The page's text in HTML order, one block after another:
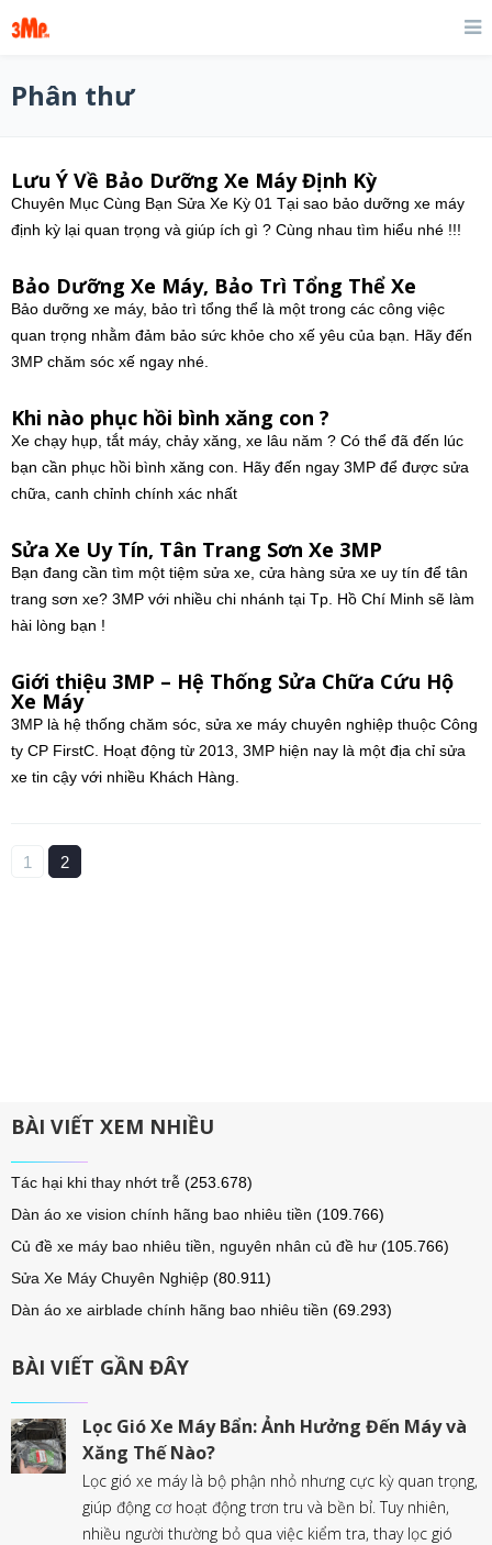
Phân thư
Lưu Ý Về Bảo Dưỡng Xe Máy Định Kỳ
Chuyên Mục Cùng Bạn Sửa Xe Kỳ 01 Tại sao bảo dưỡng xe máy
định kỳ lại quan trọng và giúp ích gì ? Cùng nhau tìm hiểu nhé !!!
Bảo Dưỡng Xe Máy, Bảo Trì Tổng Thể Xe
Bảo dưỡng xe máy, bảo trì tổng thể là một trong các công việc
quan trọng nhằm đảm bảo sức khỏe cho xế yêu của bạn. Hãy đến
3MP chăm sóc xế ngay nhé.
Khi nào phục hồi bình xăng con ?
Xe chạy hụp, tắt máy, chảy xăng, xe lâu năm ? Có thể đã đến lúc
bạn cần phục hồi bình xăng con. Hãy đến ngay 3MP để được sửa
chữa, canh chỉnh chính xác nhất
Sửa Xe Uy Tín, Tân Trang Sơn Xe 3MP
Bạn đang cần tìm một tiệm sửa xe, cửa hàng sửa xe uy tín để tân
trang sơn xe? 3MP với nhiều chi nhánh tại Tp. Hồ Chí Minh sẽ làm
hài lòng bạn !
Giới thiệu 3MP – Hệ Thống Sửa Chữa Cứu Hộ
Xe Máy
3MP là hệ thống chăm sóc, sửa xe máy chuyên nghiệp thuộc Công
ty CP FirstC. Hoạt động từ 2013, 3MP hiện nay là một địa chỉ sửa
xe tin cậy với nhiều Khách Hàng.
1 2
BÀI VIẾT XEM NHIỀU
Tác hại khi thay nhớt trễ (253.678)
Dàn áo xe vision chính hãng bao nhiêu tiền (109.766)
Củ đề xe máy bao nhiêu tiền, nguyên nhân củ đề hư (105.766)
Sửa Xe Máy Chuyên Nghiệp (80.911)
Dàn áo xe airblade chính hãng bao nhiêu tiền (69.293)
BÀI VIẾT GẦN ĐÂY
Lọc Gió Xe Máy Bẩn: Ảnh Hưởng Đến Máy và
Xăng Thế Nào?
Lọc gió xe máy là bộ phận nhỏ nhưng cực kỳ quan trọng,
giúp động cơ hoạt động trơn tru và bền bỉ. Tuy nhiên,
nhiều người thường bỏ qua việc kiểm tra, thay lọc gió